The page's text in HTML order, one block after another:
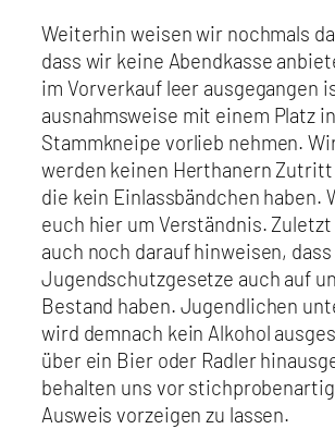
Weiterhin weisen wir nochmals
dass wir keine Abendkasse
im Vorverkauf leer ausgegangen
ausnahmsweise mit einem Platz
Stammkneipe vorlieb nehmen.
werden keinen Herthanern
die kein Einlassbändchen haben.
euch hier um Verständnis.
auch noch darauf hinweisen,
Jugendschutzgesetze auch auf
Bestand haben. Jugendlichen
wird demnach kein Alkohol
über ein Bier oder Radler
behalten uns vor
Ausweis vorzeigen zu lassen.